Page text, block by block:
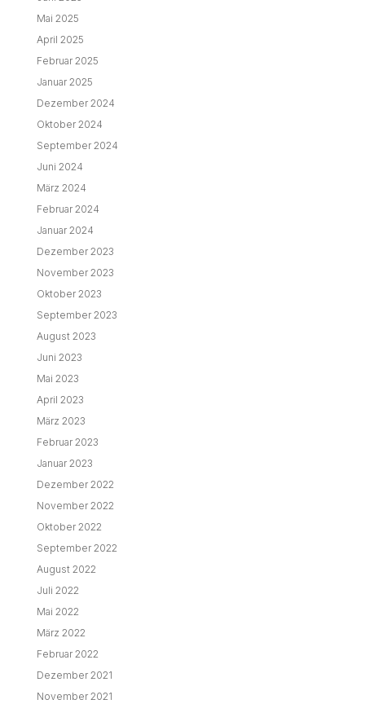
Mai 2025
April 2025
Februar 2025
Januar 2025
Dezember 2024
Oktober 2024
September 2024
Juni 2024
März 2024
Februar 2024
Januar 2024
Dezember 2023
November 2023
Oktober 2023
September 2023
August 2023
Juni 2023
Mai 2023
April 2023
März 2023
Februar 2023
Januar 2023
Dezember 2022
November 2022
Oktober 2022
September 2022
August 2022
Juli 2022
Mai 2022
März 2022
Februar 2022
Dezember 2021
November 2021